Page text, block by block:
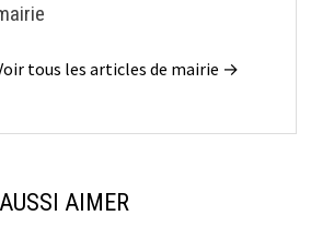
tous les articles de mairie →
AIMER